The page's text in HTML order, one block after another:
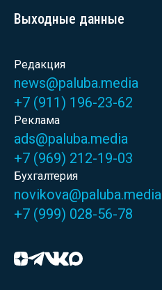
Выходные данные
Редакция
news@paluba.media
+7 (911) 196-23-62
Реклама
ads@paluba.media
+7 (969) 212-19-03
Бухгалтерия
novikova@paluba.media
+7 (999) 028-56-78